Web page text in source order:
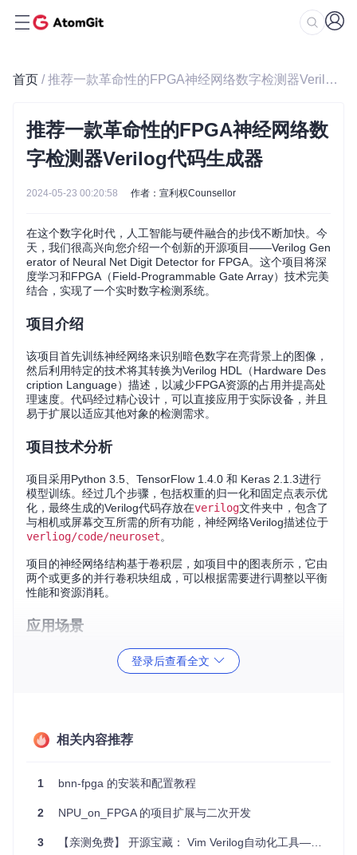
首页 / 推荐一款革命性的FPGA神经网络数字检测器Verilog代码生成器
推荐一款革命性的FPGA神经网络数
字检测器Verilog代码生成器
2024-05-23 00:20:58 作者：宣利权Counsellor
在这个数字化时代，人工智能与硬件融合的步伐不断加快。今
天，我们很高兴向您介绍一个创新的开源项目——Verilog Gen
erator of Neural Net Digit Detector for FPGA。这个项目将深
度学习和FPGA（Field-Programmable Gate Array）技术完美
结合，实现了一个实时数字检测系统。
项目介绍
该项目首先训练神经网络来识别暗色数字在亮背景上的图像，
然后利用特定的技术将其转换为Verilog HDL（Hardware Des
cription Language）描述，以减少FPGA资源的占用并提高处
理速度。代码经过精心设计，可以直接应用于实际设备，并且
易于扩展以适应其他对象的检测需求。
项目技术分析
项目采用Python 3.5、TensorFlow 1.4.0 和 Keras 2.1.3进行
模型训练。经过几个步骤，包括权重的归一化和固定点表示优
化，最终生成的Verilog代码存放在verilog文件夹中，包含了
与相机或屏幕交互所需的所有功能，神经网络Verilog描述位于
verliog/code/neuroset。
项目的神经网络结构基于卷积层，如项目中的图表所示，它由
两个或更多的并行卷积块组成，可以根据需要进行调整以平衡
性能和资源消耗。
应用场景
该系统可应用于各种领域，特别是在需要实时视觉处理和低延
迟应用的场合。例如，工业自动化、安全监控、智能家居等。
项目特点
数字检测。
检测任务。
FPGA集成工具中使用，简化了硬件部署过程。
登录后查看全文
相关内容推荐
1 bnn-fpga 的安装和配置教程
2 NPU_on_FPGA 的项目扩展与二次开发
3 【亲测免费】 开源宝藏： Vim Verilog自动化工具——硬核工程师的高效编码伴侣